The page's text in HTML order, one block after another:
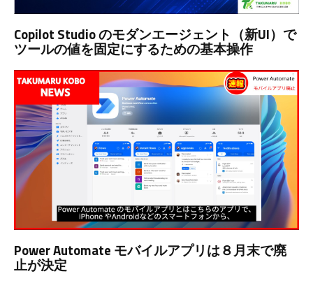
Copilot Studio のモダンエージェント（新UI）で
ツールの値を固定にするための基本操作
Power Automate モバイルアプリは８月末で廃
止が決定